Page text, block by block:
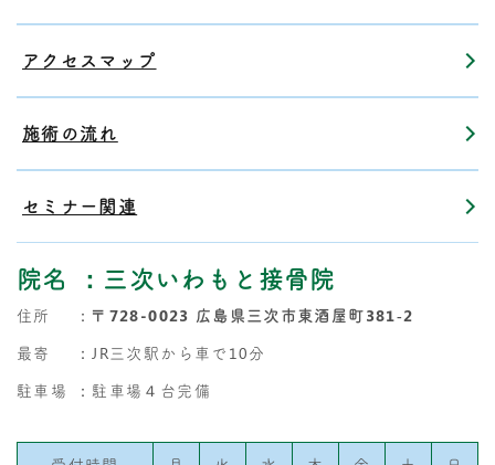
アクセスマップ
施術の流れ
セミナー関連
院名 ：三次いわもと接骨院
住所 ： 〒728-0023 広島県三次市東酒屋町381‐2
最寄
：JR三次駅から車で10分
駐車場
：駐車場４台完備